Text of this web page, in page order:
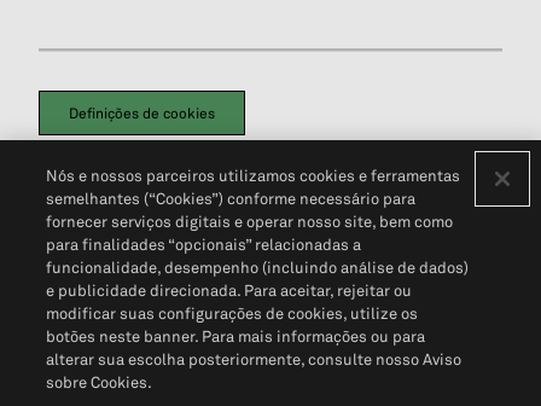
Definições de cookies
Política de PrivacidadePortal de privacidade do cliente (em inglês)
Não Venda Minhas Informações Pessoais© 2026 S&P Global
Nós e nossos parceiros utilizamos cookies e ferramentas
semelhantes (“Cookies”) conforme necessário para
fornecer serviços digitais e operar nosso site, bem como
para finalidades “opcionais” relacionadas a
funcionalidade, desempenho (incluindo análise de dados)
e publicidade direcionada. Para aceitar, rejeitar ou
modificar suas configurações de cookies, utilize os
botões neste banner. Para mais informações ou para
alterar sua escolha posteriormente, consulte nosso Aviso
sobre Cookies.